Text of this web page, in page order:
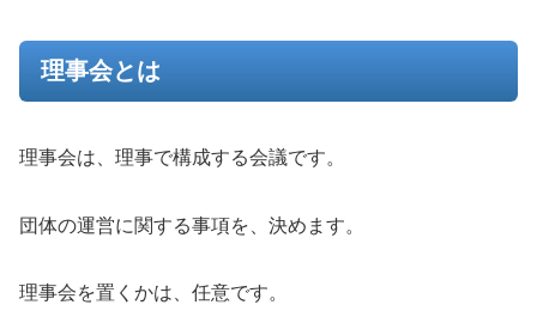
理事会とは
理事会は、理事で構成する会議です。
団体の運営に関する事項を、決めます。
理事会を置くかは、任意です。